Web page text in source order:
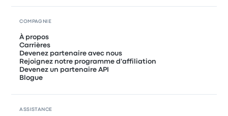
COMPAGNIE
À propos
Carrières
Devenez partenaire avec nous
Rejoignez notre programme d'affiliation
Devenez un partenaire API
Blogue
ASSISTANCE